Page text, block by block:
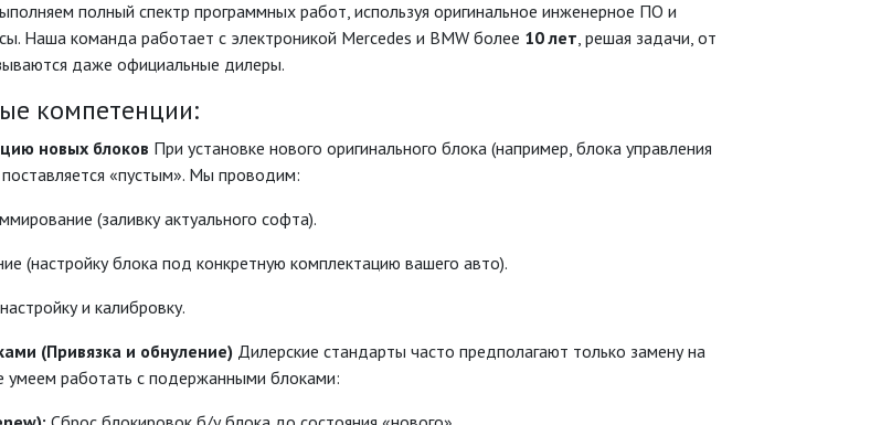
полный спектр программных работ, используя оригинальное инженерное ПО и
Наша команда работает с электроникой Mercedes и BMW более 10 лет , решая задачи, от
даже официальные дилеры.
компетенции:
новых блоков При установке нового оригинального блока (например, блока управления
«пустым». Мы проводим:
(заливку актуального софта).
(настройку блока под конкретную комплектацию вашего авто).
и калибровку.
(Привязка и обнуление) Дилерские стандарты часто предполагают только замену на
работать с подержанными блоками: